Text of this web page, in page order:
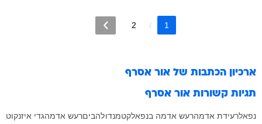
1
2
ארכיון הכתבות של אור אסרף
תגיות קשורות אור אסרף
נפאלרעידת אדמהרעש אדמה בנפאלקטמנדולהביםרעש אדמהגדי איזנקוט